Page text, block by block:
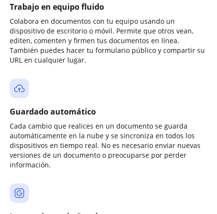
Trabajo en equipo fluido
Colabora en documentos con tu equipo usando un
dispositivo de escritorio o móvil. Permite que otros vean,
editen, comenten y firmen tus documentos en línea.
También puedes hacer tu formulario público y compartir su
URL en cualquier lugar.
Guardado automático
Cada cambio que realices en un documento se guarda
automáticamente en la nube y se sincroniza en todos los
dispositivos en tiempo real. No es necesario enviar nuevas
versiones de un documento o preocuparse por perder
información.